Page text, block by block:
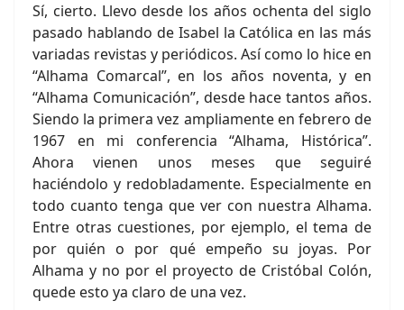
Sí, cierto. Llevo desde los años ochenta del siglo
pasado hablando de Isabel la Católica en las más
variadas revistas y periódicos. Así como lo hice en
“Alhama Comarcal”, en los años noventa, y en
“Alhama Comunicación”, desde hace tantos años.
Siendo la primera vez ampliamente en febrero de
1967 en mi conferencia “Alhama, Histórica”.
Ahora vienen unos meses que seguiré
haciéndolo y redobladamente. Especialmente en
todo cuanto tenga que ver con nuestra Alhama.
Entre otras cuestiones, por ejemplo, el tema de
por quién o por qué empeño su joyas. Por
Alhama y no por el proyecto de Cristóbal Colón,
quede esto ya claro de una vez.